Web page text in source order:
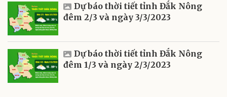
Dự báo thời tiết tỉnh Đắk Nông
đêm 2/3 và ngày 3/3/2023
Dự báo thời tiết tỉnh Đắk Nông
đêm 1/3 và ngày 2/3/2023